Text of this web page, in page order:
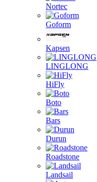
Nortec
Goform
Kapsen
LINGLONG
HiFly
Boto
Bars
Durun
Roadstone
Landsail